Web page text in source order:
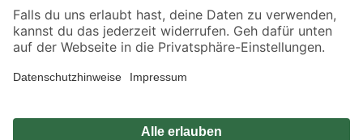
Alle Preisangaben in EUR inkl. gesetzl. MwSt.. Die dargestellten Angebote sind unter
Umständen nicht in allen Märkten verfügbar. Die angegebenen Verfügbarkeiten beziehen
Produkte nur solange der Vorrat reicht.
*Paketversand ab 59 € versandkostenfrei, gilt nicht für Artikel mit Speditionsversand, hier
Privatsphäre Impressum